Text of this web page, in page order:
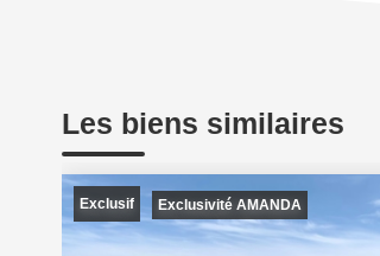
Les biens similaires
Exclusif Exclusivité AMANDA